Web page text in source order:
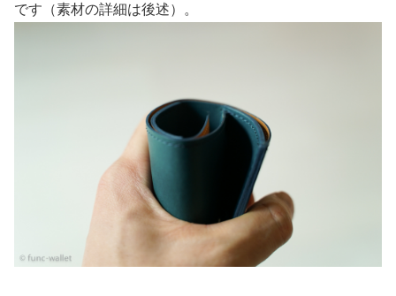
です（素材の詳細は後述）。